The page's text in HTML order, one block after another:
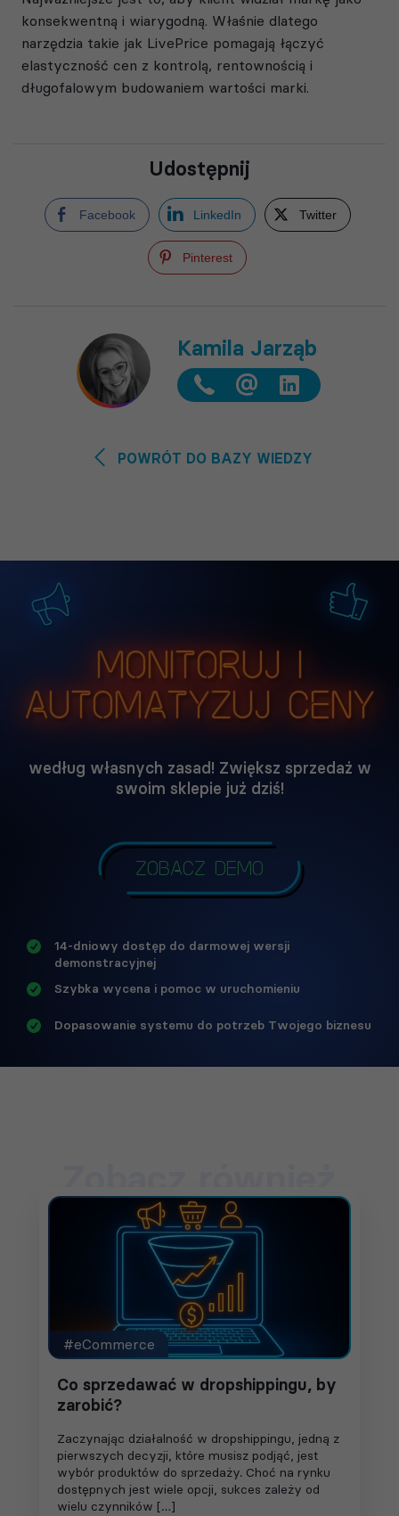
konsekwentną i wiarygodną. Właśnie dlatego
narzędzia takie jak LivePrice pomagają łączyć
elastyczność cen z kontrolą, rentownością i
długofalowym budowaniem wartości marki.
Udostępnij
Facebook LinkedIn Twitter
Pinterest
Kamila Jarząb
@
POWRÓT DO BAZY WIEDZY
Monitoruj i
automatyzuj ceny
według własnych zasad! Zwiększ sprzedaż w
swoim sklepie już dziś!
Zobacz demo
14-dniowy dostęp do darmowej wersji
demonstracyjnej
Szybka wycena i pomoc w uruchomieniu
Dopasowanie systemu do potrzeb Twojego biznesu
#eCommerce
Co sprzedawać w dropshippingu, by
zarobić?
Zaczynając działalność w dropshippingu, jedną z
pierwszych decyzji, które musisz podjąć, jest
wybór produktów do sprzedaży. Choć na rynku
dostępnych jest wiele opcji, sukces zależy od
wielu czynników […]